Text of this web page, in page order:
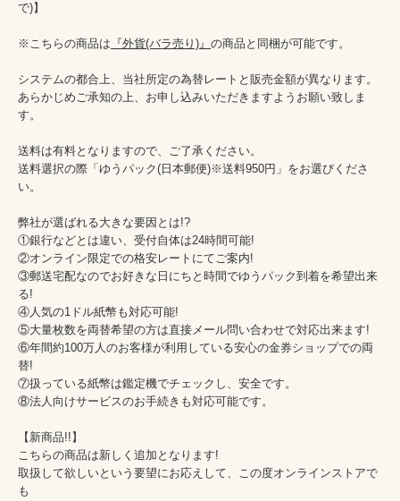
で)】
※こちらの商品は 『外貨(バラ売り)』 の商品と同梱が可能です。
システムの都合上、当社所定の為替レートと販売金額が異なります。
あらかじめご承知の上、お申し込みいただきますようお願い致しま
す。
送料は有料となりますので、ご了承ください。
送料選択の際「ゆうパック(日本郵便)※送料950円」をお選びくださ
い。
弊社が選ばれる大きな要因とは!?
①銀行などとは違い、受付自体は24時間可能!
②オンライン限定での格安レートにてご案内!
③郵送宅配なのでお好きな日にちと時間でゆうパック到着を希望出来
る!
④人気の1ドル紙幣も対応可能!
⑤大量枚数を両替希望の方は直接メール問い合わせで対応出来ます!
⑥年間約100万人のお客様が利用している安心の金券ショップでの両
替!
⑦扱っている紙幣は鑑定機でチェックし、安全です。
⑧法人向けサービスのお手続きも対応可能です。
【新商品!!】
こちらの商品は新しく追加となります!
取扱して欲しいという要望にお応えして、この度オンラインストアで
も